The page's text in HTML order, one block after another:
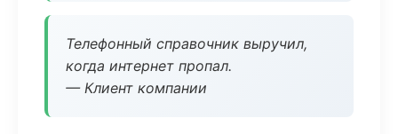
Телефонный справочник выручил,
когда интернет пропал.
— Клиент компании